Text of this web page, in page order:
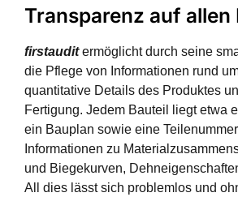
Transparenz auf allen
firstauditermöglicht durch seine
die Pflege von Informationen rund
quantitative Details des Produktes
Fertigung. Jedem Bauteil liegt etwa
ein Bauplan sowie eine
Informationen zu
und Biegekurven,
All dies lässt sich problemlos und